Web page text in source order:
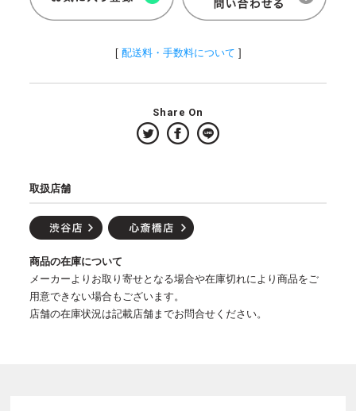
[ 配送料・手数料について ]
Share On
取扱店舗
商品の在庫について
メーカーよりお取り寄せとなる場合や在庫切れにより商品をご
用意できない場合もございます。
店舗の在庫状況は記載店舗までお問合せください。